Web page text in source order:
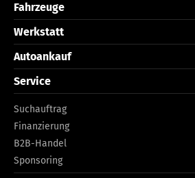
Fahrzeuge
Werkstatt
Autoankauf
Service
Suchauftrag
Finanzierung
B2B-Handel
Sponsoring